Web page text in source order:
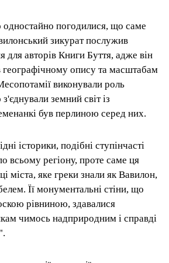
одностайно погодилися, що саме
зикурат послужив
для авторів Книги Буття, адже він
географічному опису та масштабам
виконували роль
земний світ із
був перлиною серед них.
історики, подібні ступінчасті
всьому регіону, проте саме ця
міста, яке греки знали як Вавилон,
Її монументальні стіни, що
рівниною, здавалися
чимось надприродним і справді